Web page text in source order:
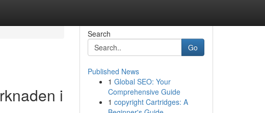
i
Search
Go
Published News
1 Global SEO: Your
Comprehensive Guide
1 copyright Cartridges: A